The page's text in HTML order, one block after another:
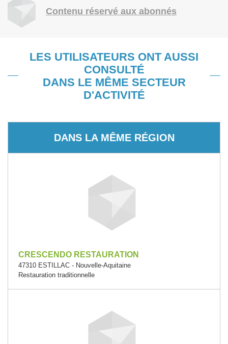
Contenu réservé aux abonnés
LES UTILISATEURS ONT AUSSI
CONSULTÉ
DANS LE MÊME SECTEUR
D'ACTIVITÉ
DANS LA MÊME RÉGION
CRESCENDO RESTAURATION
47310 ESTILLAC - Nouvelle-Aquitaine
Restauration traditionnelle